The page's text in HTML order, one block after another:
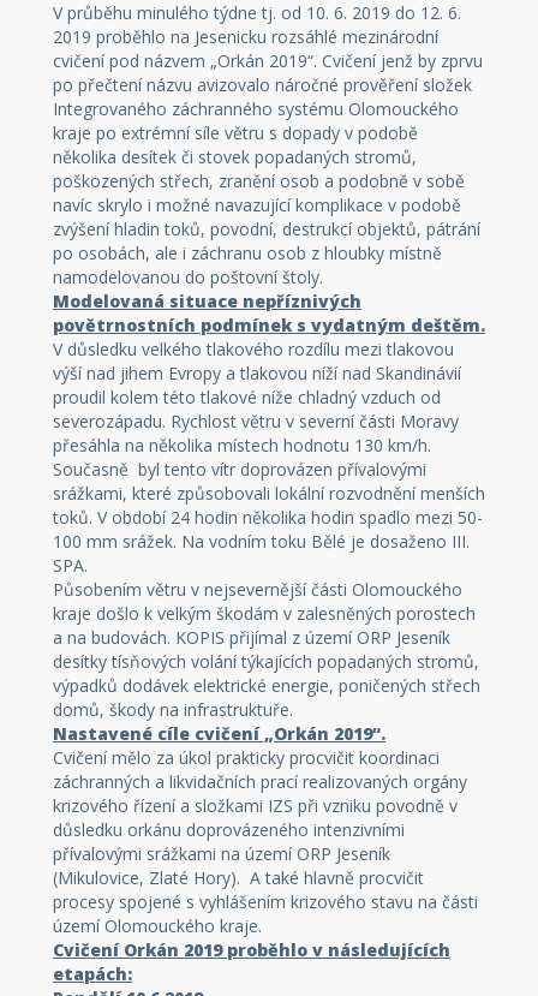
V průběhu minulého týdne tj. od 10. 6. 2019 do 12. 6.
2019 proběhlo na Jesenicku rozsáhlé mezinárodní
cvičení pod názvem „Orkán 2019“. Cvičení jenž by zprvu
po přečtení názvu avizovalo náročné prověření složek
Integrovaného záchranného systému Olomouckého
kraje po extrémní síle větru s dopady v podobě
několika desítek či stovek popadaných stromů,
poškozených střech, zranění osob a podobně v sobě
navíc skrylo i možné navazující komplikace v podobě
zvýšení hladin toků, povodní, destrukcí objektů, pátrání
po osobách, ale i záchranu osob z hloubky místně
namodelovanou do poštovní štoly.
Modelovaná situace nepříznivých
povětrnostních podmínek s vydatným deštěm.
V důsledku velkého tlakového rozdílu mezi tlakovou
výší nad jihem Evropy a tlakovou níží nad Skandinávií
proudil kolem této tlakové níže chladný vzduch od
severozápadu. Rychlost větru v severní části Moravy
přesáhla na několika místech hodnotu 130 km/h.
Současně byl tento vítr doprovázen přívalovými
srážkami, které způsobovali lokální rozvodnění menších
toků. V období 24 hodin několika hodin spadlo mezi 50-
100 mm srážek. Na vodním toku Bělé je dosaženo III.
SPA.
Působením větru v nejsevernější části Olomouckého
kraje došlo k velkým škodám v zalesněných porostech
a na budovách. KOPIS přijímal z území ORP Jeseník
desítky tísňových volání týkajících popadaných stromů,
výpadků dodávek elektrické energie, poničených střech
domů, škody na infrastruktuře.
Nastavené cíle cvičení „Orkán 2019“.
Cvičení mělo za úkol prakticky procvičit koordinaci
záchranných a likvidačních prací realizovaných orgány
krizového řízení a složkami IZS při vzniku povodně v
důsledku orkánu doprovázeného intenzivními
přívalovými srážkami na území ORP Jeseník
(Mikulovice, Zlaté Hory). A také hlavně procvičit
procesy spojené s vyhlášením krizového stavu na části
území Olomouckého kraje.
Cvičení Orkán 2019 proběhlo v následujících
etapách: